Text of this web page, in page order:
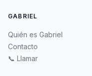
GABRIEL
Quién es Gabriel
Contacto
📞 Llamar